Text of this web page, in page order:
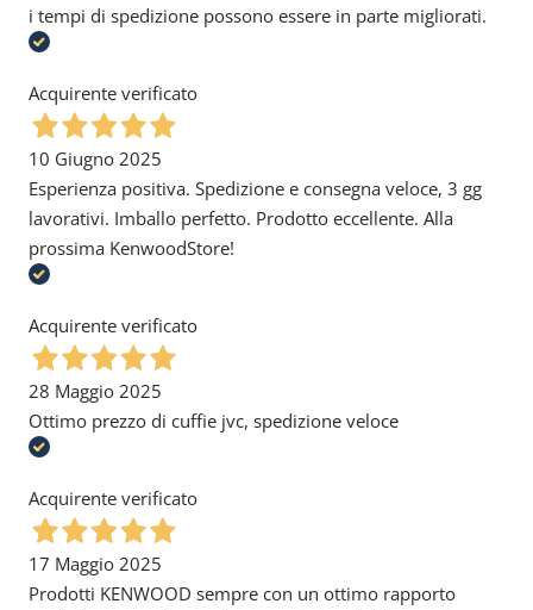
i tempi di spedizione possono essere in parte migliorati.
Acquirente verificato
10 Giugno 2025
Esperienza positiva. Spedizione e consegna veloce, 3 gg
lavorativi. Imballo perfetto. Prodotto eccellente. Alla
prossima KenwoodStore!
Acquirente verificato
28 Maggio 2025
Ottimo prezzo di cuffie jvc, spedizione veloce
Acquirente verificato
17 Maggio 2025
Prodotti KENWOOD sempre con un ottimo rapporto